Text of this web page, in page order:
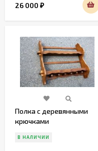
26 000 ₽
Полка с деревянными
крючками
В НАЛИЧИИ